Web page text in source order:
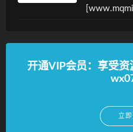
开通VIP会员：享受资
立